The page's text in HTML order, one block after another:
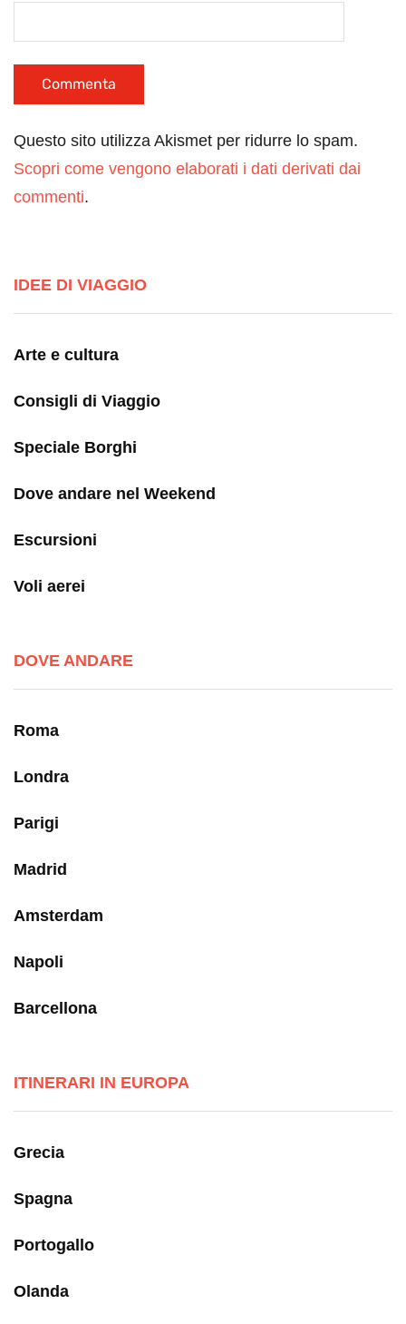
Questo sito utilizza Akismet per ridurre lo spam.
Scopri come vengono elaborati i dati derivati dai
commenti.
IDEE DI VIAGGIO
Arte e cultura
Consigli di Viaggio
Speciale Borghi
Dove andare nel Weekend
Escursioni
Voli aerei
DOVE ANDARE
Roma
Londra
Parigi
Madrid
Amsterdam
Napoli
Barcellona
ITINERARI IN EUROPA
Grecia
Spagna
Portogallo
Olanda